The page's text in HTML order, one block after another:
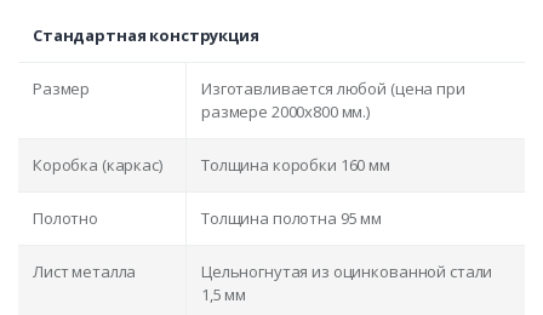
Стандартная конструкция
Размер
Изготавливается любой (цена при
размере 2000x800 мм.)
Коробка (каркас) Толщина коробки 160 мм
Полотно Толщина полотна 95 мм
Лист металла
Цельногнутая из оцинкованной стали
1,5 мм